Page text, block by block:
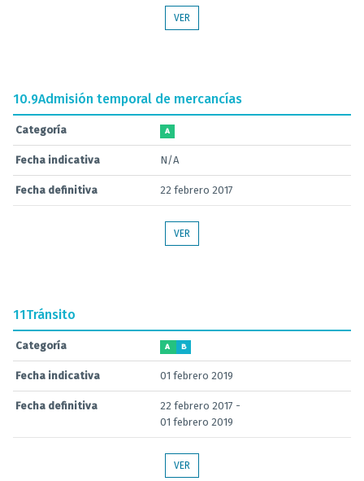
VER
10.9Admisión temporal de mercancías
Categoría A
Fecha indicativa N/A
Fecha definitiva 22 febrero 2017
VER
11Tránsito
Categoría A B
Fecha indicativa 01 febrero 2019
Fecha definitiva
22 febrero 2017 -
01 febrero 2019
VER